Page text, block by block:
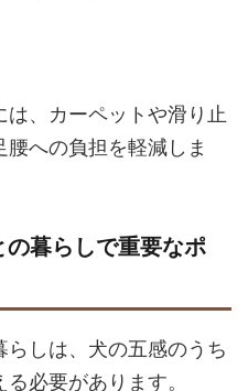
、カーペットや滑り止
への負担を軽減しま
の暮らしで重要なポ
しは、犬の五感のうち
必要があります。